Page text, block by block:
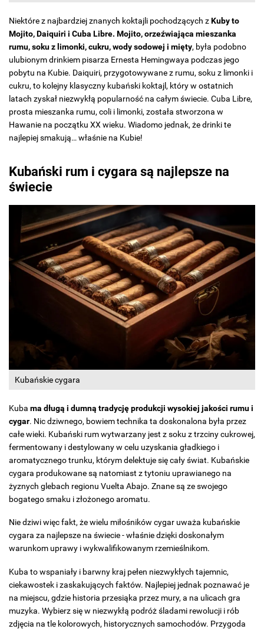
Niektóre z najbardziej znanych koktajli pochodzących zKuby to
Mojito, Daiquiri i Cuba Libre. Mojito, orzeźwiająca mieszanka
rumu, soku z limonki, cukru, wody sodowej i mięty, była podobno
ulubionym drinkiem pisarza Ernesta Hemingwaya podczas jego
pobytu na Kubie. Daiquiri, przygotowywane z rumu, soku z limonki i
cukru, to kolejny klasyczny kubański koktajl, który w ostatnich
latach zyskał niezwykłą popularność na całym świecie. Cuba Libre,
prosta mieszanka rumu, coli i limonki, została stworzona w
Hawanie na początku XX wieku. Wiadomo jednak, że drinki te
najlepiej smakują… właśnie na Kubie!
Kubański rum i cygara są najlepsze na
świecie
Kubańskie cygara
Kuba ma długą i dumną tradycję produkcji wysokiej jakości rumu i
cygar. Nic dziwnego, bowiem technika ta doskonalona była przez
całe wieki. Kubański rum wytwarzany jest z soku z trzciny cukrowej,
fermentowany i destylowany w celu uzyskania gładkiego i
aromatycznego trunku, którym delektuje się cały świat. Kubańskie
cygara produkowane są natomiast z tytoniu uprawianego na
żyznych glebach regionu Vuelta Abajo. Znane są ze swojego
bogatego smaku i złożonego aromatu.
Nie dziwi więc fakt, że wielu miłośników cygar uważa kubańskie
cygara za najlepsze na świecie - właśnie dzięki doskonałym
warunkom uprawy i wykwalifikowanym rzemieślnikom.
Kuba to wspaniały i barwny kraj pełen niezwykłych tajemnic,
ciekawostek i zaskakujących faktów. Najlepiej jednak poznawać je
na miejscu, gdzie historia przesiąka przez mury, a na ulicach gra
muzyka. Wybierz się w niezwykłą podróż śladami rewolucji i rób
zdjęcia na tle kolorowych, historycznych samochodów. Przygoda